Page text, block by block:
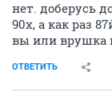
нет. доберусь
90х, а как раз
вы или врушка
ОТВЕТИТЬ